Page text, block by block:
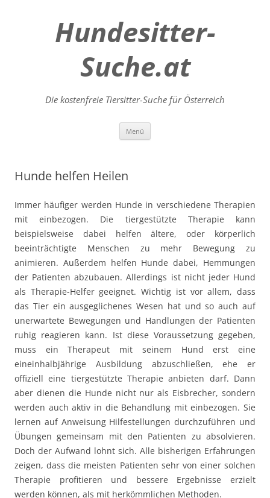
Hundesitter-
Suche.at
Die kostenfreie Tiersitter-Suche für Österreich
Menü
Hunde helfen Heilen
Immer häufiger werden Hunde in verschiedene Therapien
mit einbezogen. Die tiergestützte Therapie kann
beispielsweise dabei helfen ältere, oder körperlich
beeinträchtigte Menschen zu mehr Bewegung zu
animieren. Außerdem helfen Hunde dabei, Hemmungen
der Patienten abzubauen. Allerdings ist nicht jeder Hund
als Therapie-Helfer geeignet. Wichtig ist vor allem, dass
das Tier ein ausgeglichenes Wesen hat und so auch auf
unerwartete Bewegungen und Handlungen der Patienten
ruhig reagieren kann. Ist diese Voraussetzung gegeben,
muss ein Therapeut mit seinem Hund erst eine
eineinhalbjährige Ausbildung abzuschließen, ehe er
offiziell eine tiergestützte Therapie anbieten darf. Dann
aber dienen die Hunde nicht nur als Eisbrecher, sondern
werden auch aktiv in die Behandlung mit einbezogen. Sie
lernen auf Anweisung Hilfestellungen durchzuführen und
Übungen gemeinsam mit den Patienten zu absolvieren.
Doch der Aufwand lohnt sich. Alle bisherigen Erfahrungen
zeigen, dass die meisten Patienten sehr von einer solchen
Therapie profitieren und bessere Ergebnisse erzielt
werden können, als mit herkömmlichen Methoden.